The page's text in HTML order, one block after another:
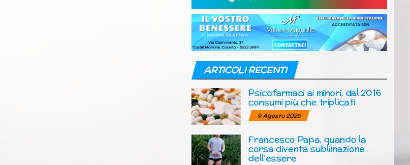
ARTICOLI RECENTI
Psicofarmaci ai minori, dal 2016
consumi più che triplicati
9 Agosto 2026
Francesco Papa, quando la
corsa diventa sublimazione
dell’essere